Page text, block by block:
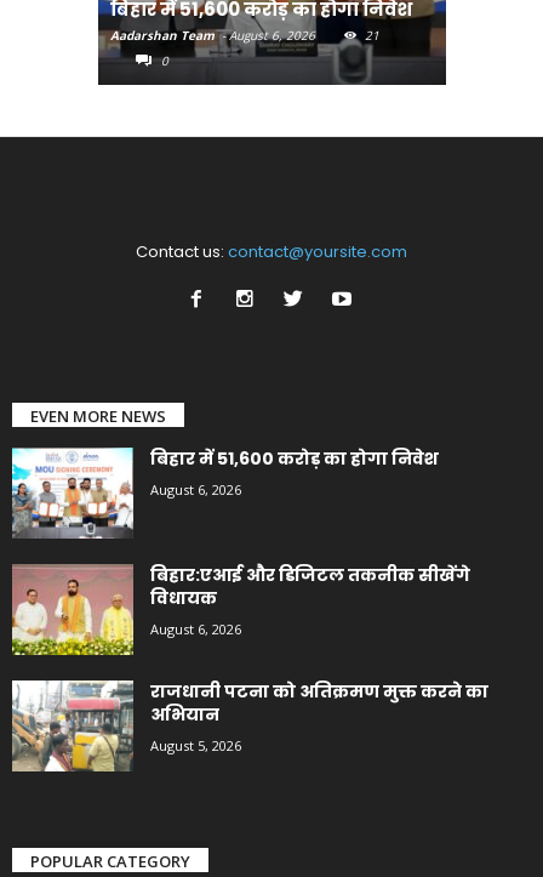
बिहार में 51,600 करोड़ का होगा निवेश
Aadarshan Team - August 6, 2026
21
0
Contact us: contact@yoursite.com
EVEN MORE NEWS
बिहार में 51,600 करोड़ का होगा निवेश
August 6, 2026
बिहार:एआई और डिजिटल तकनीक सीखेंगे
विधायक
August 6, 2026
राजधानी पटना को अतिक्रमण मुक्त करने का
अभियान
August 5, 2026
POPULAR CATEGORY